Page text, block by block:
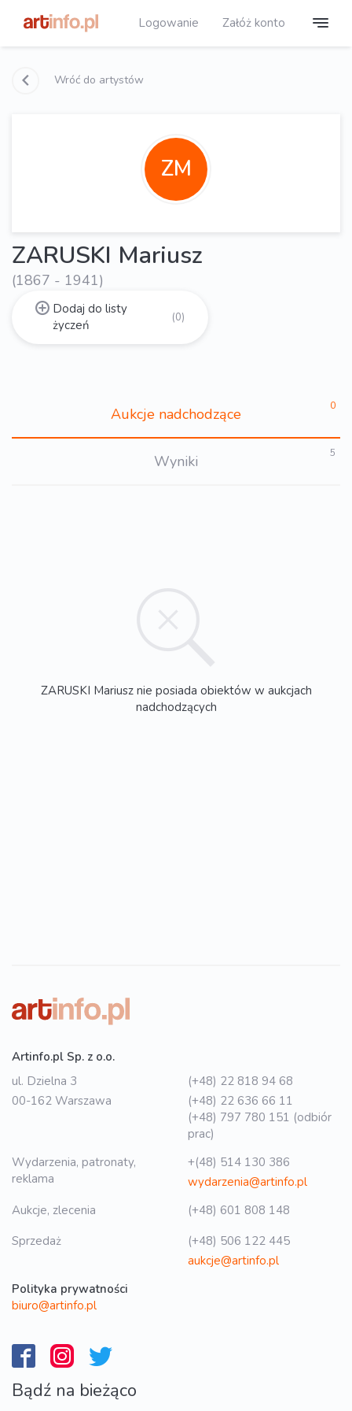
Logowanie Załóż konto
Wróć do artystów
ZM
ZARUSKI Mariusz
(1867 - 1941)
Dodaj do listy
życzeń
(0)
Aukcje nadchodzące 0
Wyniki 5
ZARUSKI Mariusz nie posiada obiektów w aukcjach
nadchodzących
Artinfo.pl Sp. z o.o.
ul. Dzielna 3
00-162 Warszawa
(+48) 22 818 94 68
(+48) 22 636 66 11
(+48) 797 780 151 (odbiór
prac)
Wydarzenia, patronaty,
reklama
+(48) 514 130 386
wydarzenia@artinfo.pl
Aukcje, zlecenia
(+48) 601 808 148
Sprzedaż
(+48) 506 122 445
aukcje@artinfo.pl
Polityka prywatności
biuro@artinfo.pl
Bądź na bieżąco